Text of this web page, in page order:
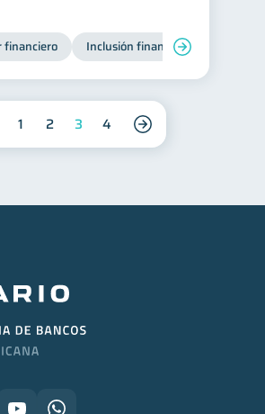
financiero Inclusión financiera
1 2 3 4